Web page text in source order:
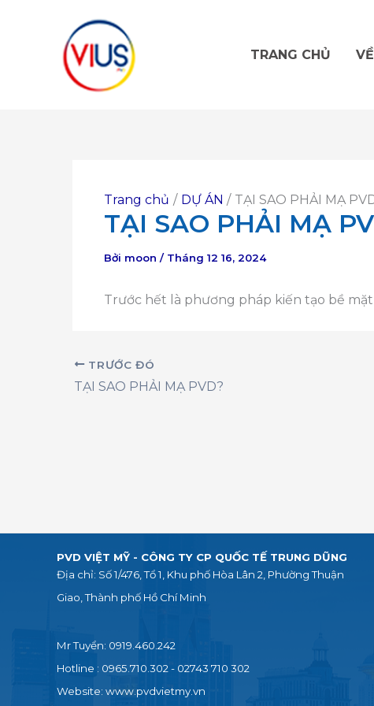
TRANG CHỦ
Trang chủ DỰ ÁN TẠI SAO PHẢI MẠ
TẠI SAO PHẢI MẠ
Bởi moon / Tháng 12 16, 2024
Trước hết là phương pháp kiến tạo bề
TRƯỚC ĐÓ
TẠI SAO PHẢI MẠ PVD?
PVD VIỆT MỸ - CÔNG TY CP QUỐC TẾ TRUNG DŨNG
Địa chỉ: Số 1/476, Tổ 1, Khu phố Hòa Lân 2, Phường Thuận
Giao, Thành phố Hồ Chí Minh
Mr Tuyển: 0919.460.242
Hotline : 0965.710.302 - 02743 710 302
Website: www.pvdvietmy.vn